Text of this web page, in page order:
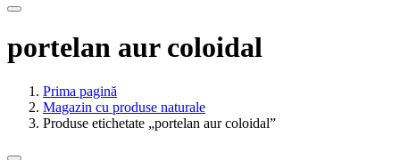
portelan aur coloidal
Prima pagină
Magazin cu produse naturale
Produse etichetate „portelan aur coloidal”